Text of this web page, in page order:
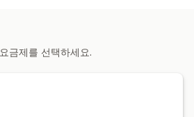
금제를 선택하세요.